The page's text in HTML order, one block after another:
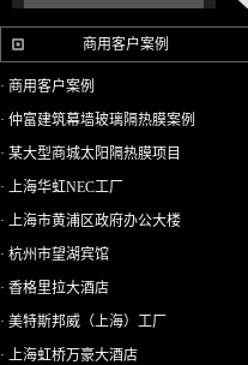
商用客户案例
· 商用客户案例
· 仲富建筑幕墙玻璃隔热膜案例
· 某大型商城太阳隔热膜项目
· 上海华虹NEC工厂
· 上海市黄浦区政府办公大楼
· 杭州市望湖宾馆
· 香格里拉大酒店
· 美特斯邦威（上海）工厂
· 上海虹桥万豪大酒店